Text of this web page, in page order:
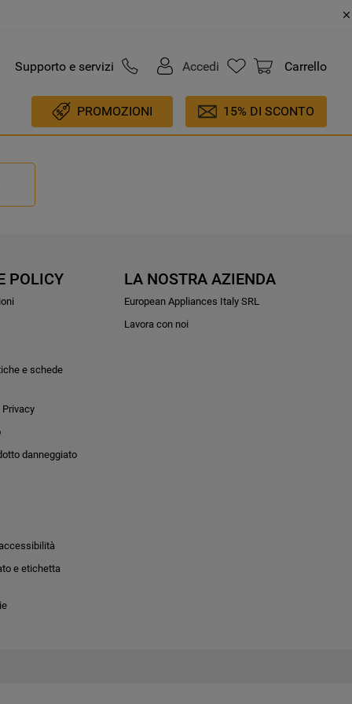
Supporto e servizi Accedi Carrello
PROMOZIONI 15% DI SCONTO
POLICY
e schede
danneggiato
e etichetta
LA NOSTRA AZIENDA
European Appliances Italy SRL
Lavora con noi